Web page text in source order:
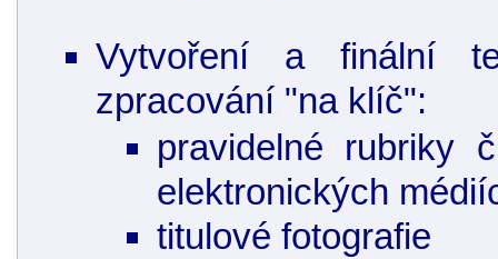
Vytvoření a finální
zpracování "na klíč":
pravidelné rubriky
elektronických
titulové fotografie